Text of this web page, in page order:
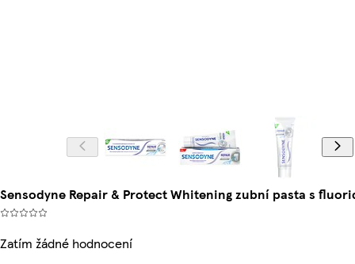
Sensodyne Repair & Protect Whitening zubní pasta s
Zatím žádné hodnocení